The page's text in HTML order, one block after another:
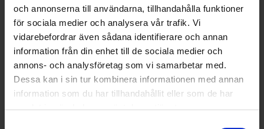
och annonserna till användarna, tillhandahålla funktioner
för sociala medier och analysera vår trafik. Vi
vidarebefordrar även sådana identifierare och annan
information från din enhet till de sociala medier och
annons- och analysföretag som vi samarbetar med.
Dessa kan i sin tur kombinera informationen med annan
information som du har tillhandahållit eller som de har
samlat in när du har använt deras tjänster.
KÖP